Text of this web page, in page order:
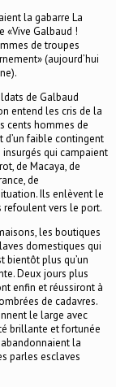
la gabarre La
«Vive Galbaud !
de troupes
(aujourd’hui
de Galbaud
entend les cris de la
cents hommes de
d’un faible contingent
qui campaient
de Macaya, de
de
Ils enlèvent le
refoulent vers le port.
les boutiques
domestiques qui
bientôt plus qu’un
Deux jours plus
enfin et réussiront à
de cadavres.
le large avec
brillante et fortunée
la
parles esclaves